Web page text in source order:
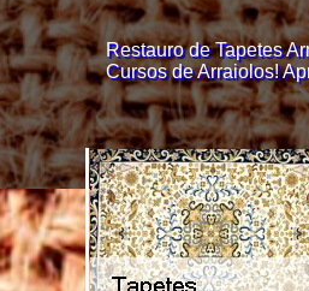
Restauro de Tapetes
Cursos de Arraiolos!